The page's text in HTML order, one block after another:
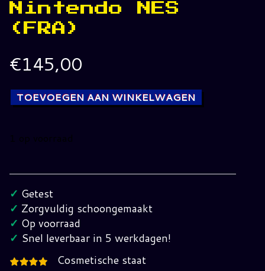
Nintendo NES
(FRA)
€145,00
TOEVOEGEN AAN WINKELWAGEN
1 op voorraad
Nintendo
NES
(FRA)
hoeveelheid
✓ Getest
✓ Zorgvuldig schoongemaakt
✓ Op voorraad
✓ Snel leverbaar in 5 werkdagen!
Cosmetische staat